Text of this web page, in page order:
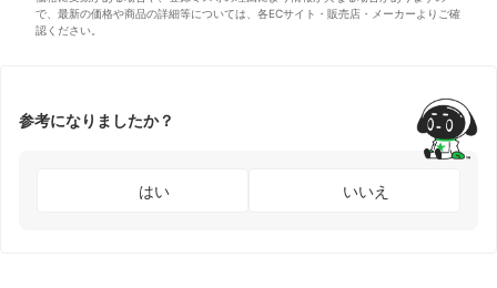
で、最新の価格や商品の詳細等については、各ECサイト・販売店・メーカーよりご確
認ください。
参考になりましたか？
はい いいえ